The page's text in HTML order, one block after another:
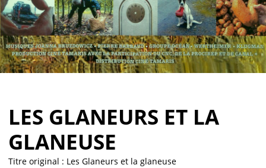
LES GLANEURS ET LA
GLANEUSE
Titre original : Les Glaneurs et la glaneuse